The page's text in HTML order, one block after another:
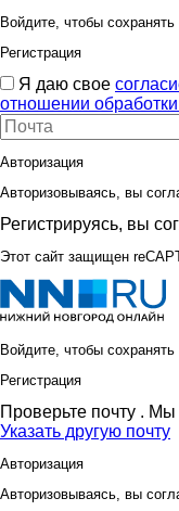
Войдите, чтобы
Регистрация
Я даю свое
отношении
Авторизация
Авторизовываясь, вы
Регистрируясь, вы
Этот сайт защищен
Войдите, чтобы
Регистрация
Проверьте почту . Мы
Указать другую почту
Авторизация
Авторизовываясь, вы